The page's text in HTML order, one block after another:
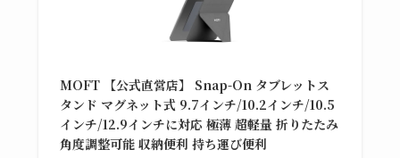
MOFT 【公式直営店】 Snap-On タブレットス
タンド マグネット式 9.7インチ/10.2インチ/10.5
インチ/12.9インチに対応 極薄 超軽量 折りたたみ
角度調整可能 収納便利 持ち運び便利